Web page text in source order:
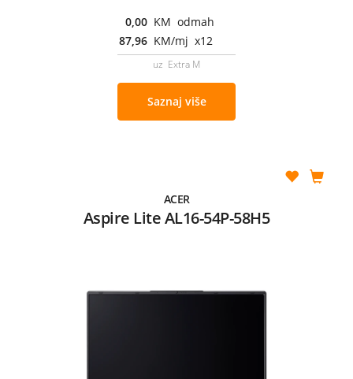
0,00 KM odmah
87,96 KM/mj x12
uz Extra M
Saznaj više
ACER
Aspire Lite AL16-54P-58H5